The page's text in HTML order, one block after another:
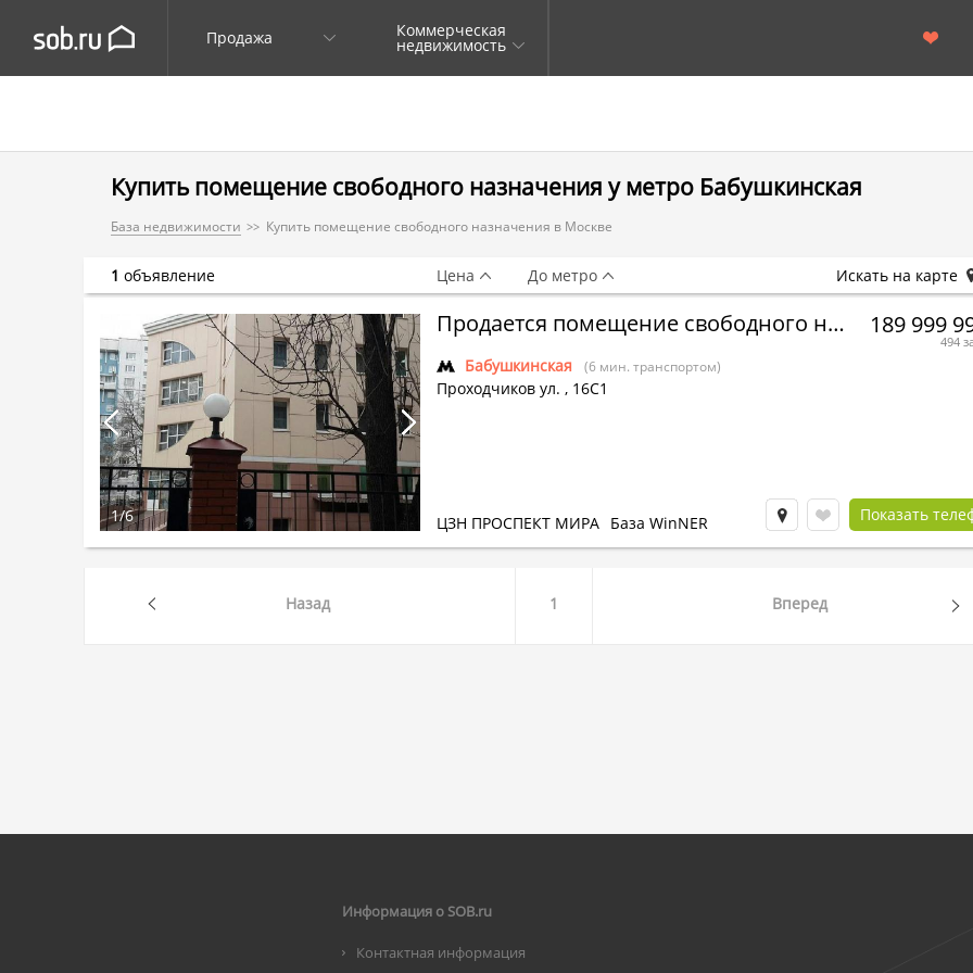
Продажа Коммерческая
недвижимость
Купить помещение свободного назначения у метро Бабушкинская
База недвижимости Купить помещение свободного назначения в Москве
Продается помещение свободного назначения
Бабушкинская (6 мин. транспортом)
Проходчиков ул. , 16С1
189 999
494
ЦЗН ПРОСПЕКТ МИРА База WinNER Показать
1/6
1 объявление Цена До метро Искать на карте
Назад 1 Вперед
Информация о SOB.ru
Контактная информация